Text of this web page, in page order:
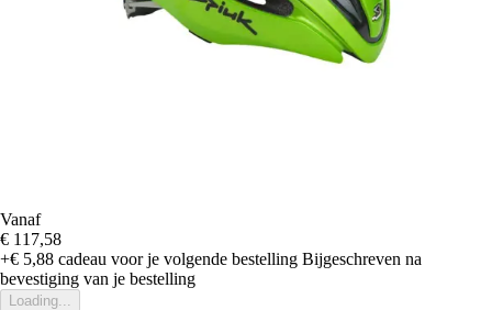
Vanaf
€ 117,58
+€ 5,88 cadeau voor je volgende bestelling Bijgeschreven na
bevestiging van je bestelling
Loading...